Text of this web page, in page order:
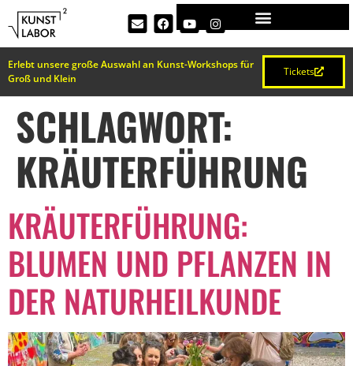
Erlebt unsere große Auswahl an Kunst-Workshops für
Groß und Klein
Tickets
SCHLAGWORT:
KRÄUTERFÜHRUNG
KRÄUTERFÜHRUNG:
BLUMEN UND PFLANZEN IN
DER NATURHEILKUNDE